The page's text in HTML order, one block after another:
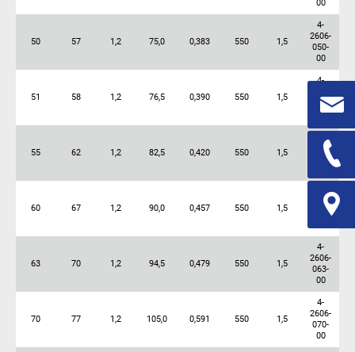
00
50 57 1,2 75,0 0,383 550 1,5
4-
2606-
050-
00
51 58 1,2 76,5 0,390 550 1,5
4-
051-
00
55 62 1,2 82,5 0,420 550 1,5
2606-
055-
60 67 1,2 90,0 0,457 550 1,5
2606-
060-
63 70 1,2 94,5 0,479 550 1,5
4-
2606-
063-
00
70 77 1,2 105,0 0,591 550 1,5
4-
2606-
070-
00